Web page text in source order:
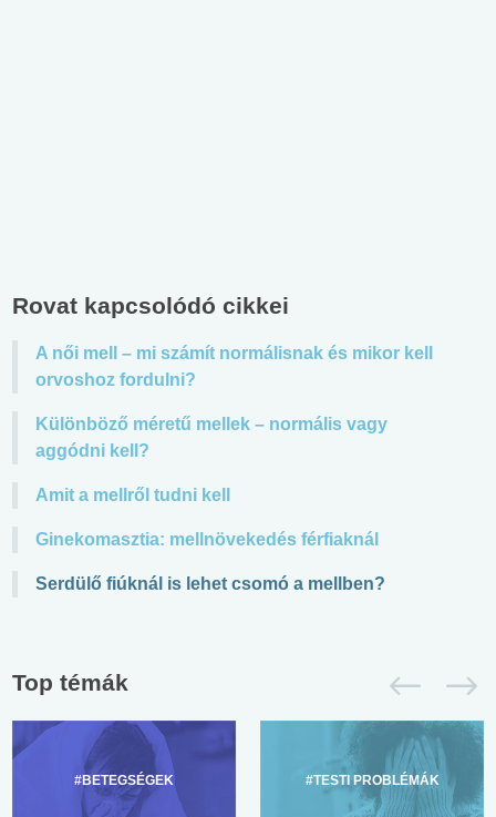
Rovat kapcsolódó cikkei
A női mell – mi számít normálisnak és mikor kell
orvoshoz fordulni?
Különböző méretű mellek – normális vagy
aggódni kell?
Amit a mellről tudni kell
Ginekomasztia: mellnövekedés férfiaknál
Serdülő fiúknál is lehet csomó a mellben?
Top témák
#BETEGSÉGEK #TESTI PROBLÉMÁK